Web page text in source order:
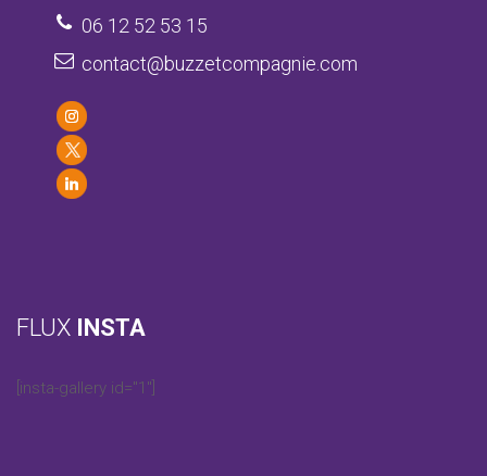
06 12 52 53 15
contact@buzzetcompagnie.com
FLUX INSTA
[insta-gallery id="1"]